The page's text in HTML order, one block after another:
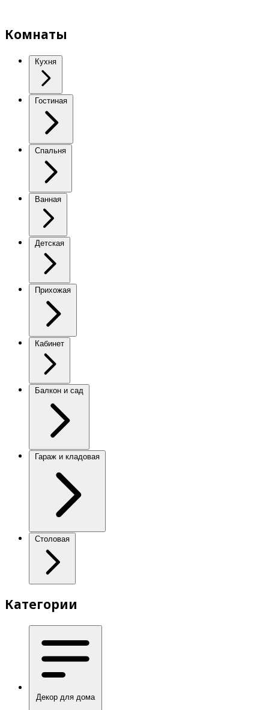
Комнаты
Кухня
Гостиная
Спальня
Ванная
Детская
Прихожая
Кабинет
Балкон и сад
Гараж и кладовая
Столовая
Категории
Декор для дома